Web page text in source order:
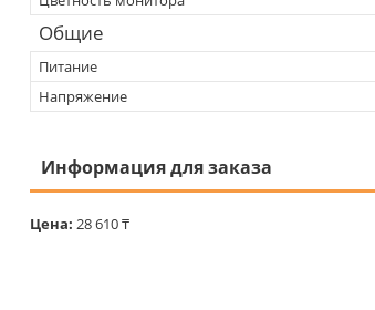
Общие
Питание
Напряжение
Информация для заказа
Цена: 28 610 ₸